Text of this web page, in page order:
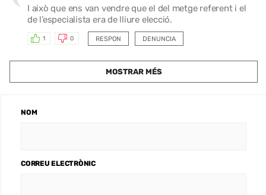
I això que ens van vendre que el del metge referent i el
de l’especialista era de lliure elecció.
RESPON
1 0 DENUNCIA
MOSTRAR MÉS
NOM
CORREU ELECTRÒNIC